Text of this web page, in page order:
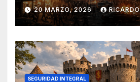
20 MARZO, 2026
SEGURIDAD INTEGRAL